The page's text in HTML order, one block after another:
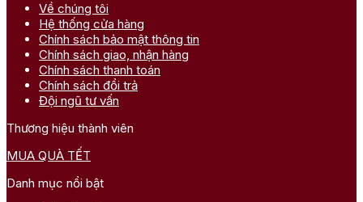
Về chúng tôi
Hệ thống cửa hàng
Chính sách bảo mật thông tin
Chính sách giao, nhận hàng
Chính sách thanh toán
Chính sách đổi trả
Đội ngũ tư vấn
Thương hiệu thành viên
MUA QUÀ TẾT
Danh mục nổi bật